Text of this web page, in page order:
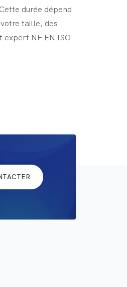
durée dépend
taille, des
expert NF EN ISO